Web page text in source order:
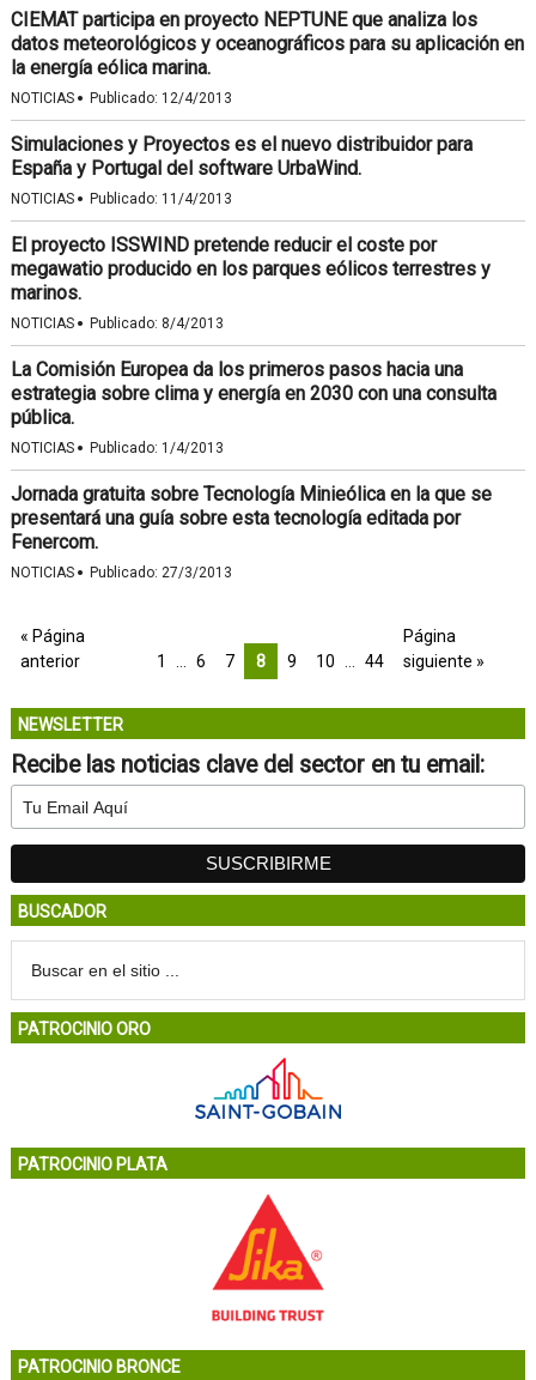
CIEMAT participa en proyecto NEPTUNE que analiza los
datos meteorológicos y oceanográficos para su aplicación en
la energía eólica marina.
NOTICIAS · Publicado: 12/4/2013
Simulaciones y Proyectos es el nuevo distribuidor para
España y Portugal del software UrbaWind.
NOTICIAS · Publicado: 11/4/2013
El proyecto ISSWIND pretende reducir el coste por
megawatio producido en los parques eólicos terrestres y
marinos.
NOTICIAS · Publicado: 8/4/2013
La Comisión Europea da los primeros pasos hacia una
estrategia sobre clima y energía en 2030 con una consulta
pública.
NOTICIAS · Publicado: 1/4/2013
Jornada gratuita sobre Tecnología Minieólica en la que se
presentará una guía sobre esta tecnología editada por
Fenercom.
NOTICIAS · Publicado: 27/3/2013
« Página
anterior
1 6 7 8 9 10 44
Página
siguiente »
NEWSLETTER
Recibe las noticias clave del sector en tu email:
BUSCADOR
PATROCINIO ORO
PATROCINIO PLATA
PATROCINIO BRONCE